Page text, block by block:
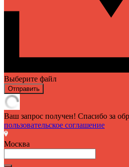
Выберите файл
Отправить
Ваш запрос получен! Спасибо за
пользовательское соглашение
Москва